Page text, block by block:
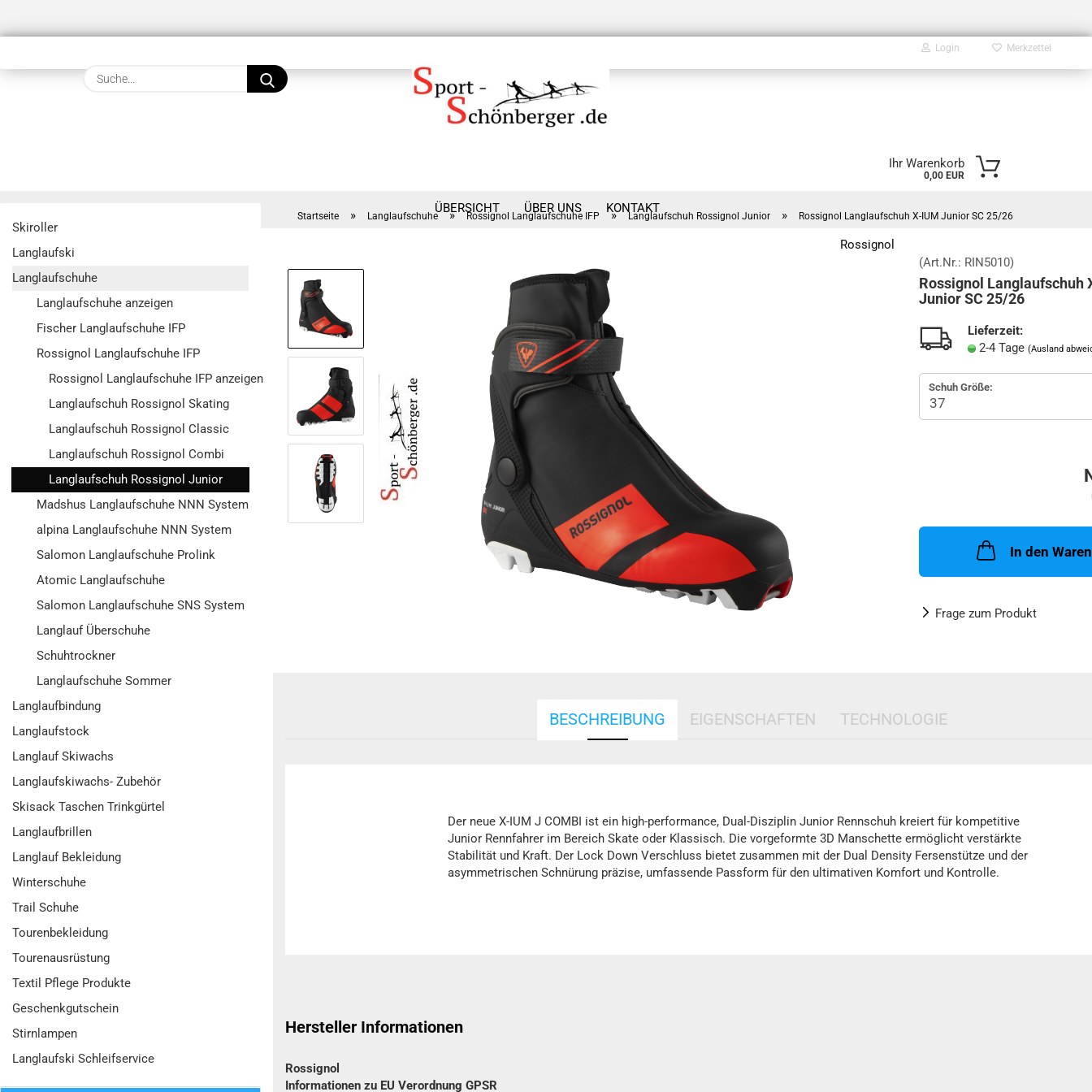
Login Merkzettel
Suche...
Ihr Warenkorb
0,00 EUR
ÜBERSICHT ÜBER UNS KONTAKT
Startseite » Langlaufschuhe » Rossignol Langlaufschuhe IFP » Langlaufschuh Rossignol Junior » Rossignol Langlaufschuh X-IUM Junior SC 25/26
Rossignol
(Art.Nr.: RIN5010)
Rossignol Langlaufschuh
Junior SC 25/26
Lieferzeit:
2-4 Tage (Ausland
Schuh Größe:
In den
Frage zum Produkt
BESCHREIBUNG EIGENSCHAFTEN TECHNOLOGIE
Der neue X-IUM J COMBI ist ein high-performance, Dual-Disziplin Junior Rennschuh kreiert für kompetitive
Junior Rennfahrer im Bereich Skate oder Klassisch. Die vorgeformte 3D Manschette ermöglicht verstärkte
Stabilität und Kraft. Der Lock Down Verschluss bietet zusammen mit der Dual Density Fersenstütze und der
asymmetrischen Schnürung präzise, umfassende Passform für den ultimativen Komfort und Kontrolle.
Hersteller Informationen
Rossignol
Informationen zu EU Verordnung GPSR
Skiroller
Langlaufski
Langlaufschuhe
Langlaufschuhe anzeigen
Fischer Langlaufschuhe IFP
Rossignol Langlaufschuhe IFP
Rossignol Langlaufschuhe IFP anzeigen
Langlaufschuh Rossignol Skating
Langlaufschuh Rossignol Classic
Langlaufschuh Rossignol Combi
Langlaufschuh Rossignol Junior
Madshus Langlaufschuhe NNN System
alpina Langlaufschuhe NNN System
Salomon Langlaufschuhe Prolink
Atomic Langlaufschuhe
Salomon Langlaufschuhe SNS System
Langlauf Überschuhe
Schuhtrockner
Langlaufschuhe Sommer
Langlaufbindung
Langlaufstock
Langlauf Skiwachs
Langlaufskiwachs- Zubehör
Skisack Taschen Trinkgürtel
Langlaufbrillen
Langlauf Bekleidung
Winterschuhe
Trail Schuhe
Tourenbekleidung
Tourenausrüstung
Textil Pflege Produkte
Geschenkgutschein
Stirnlampen
Langlaufski Schleifservice